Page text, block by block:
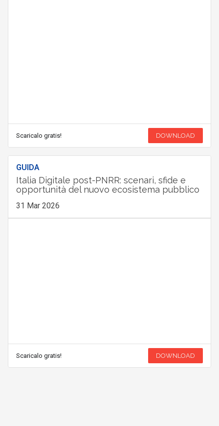
Scaricalo gratis! DOWNLOAD
GUIDA
Italia Digitale post-PNRR: scenari, sfide e
opportunità del nuovo ecosistema pubblico
31 Mar 2026
Scaricalo gratis! DOWNLOAD